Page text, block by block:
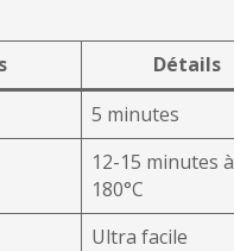
Détails
5 minutes
12-15 minutes à
180°C
Ultra facile